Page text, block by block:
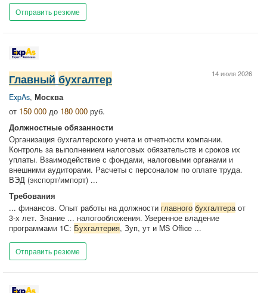
Отправить резюме
14 июля 2026
Главный бухгалтер
ExpAs, Москва
от 150 000 до 180 000 руб.
Должностные обязанности
Организация бухгалтерского учета и отчетности компании.
Контроль за выполнением налоговых обязательств и сроков их
уплаты. Взаимодействие с фондами, налоговыми органами и
внешними аудиторами. Расчеты с персоналом по оплате труда.
ВЭД (экспорт/импорт) ...
Требования
... финансов. Опыт работы на должности главного бухгалтераот
3-х лет. Знание ... налогообложения. Уверенное владение
программами 1С: Бухгалтерия, Зуп, ут и MS Office ...
Отправить резюме